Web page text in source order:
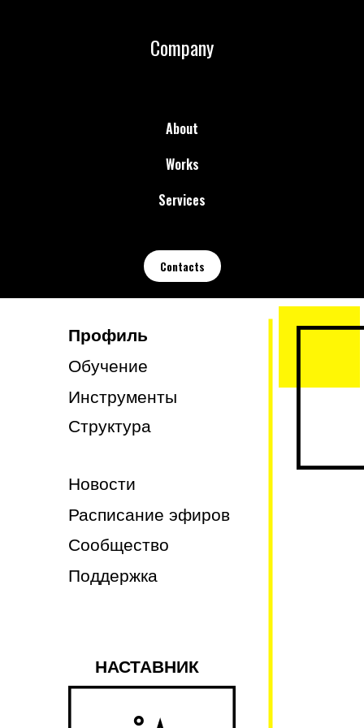
Company
About
Works
Services
Contacts
Профиль
Обучение
Инструменты
Структура
Поддержка
НАСТАВНИК
Новости
Расписание эфиров
Сообщество